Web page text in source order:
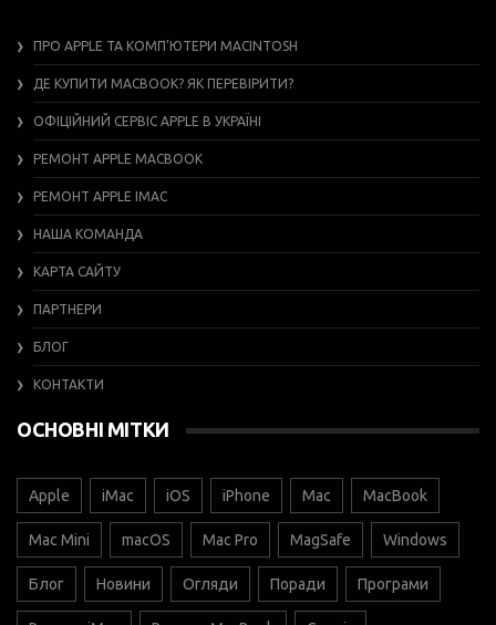
ПРО APPLE ТА КОМП’ЮТЕРИ MACINTOSH
ДЕ КУПИТИ MACBOOK? ЯК ПЕРЕВІРИТИ?
ОФІЦІЙНИЙ СЕРВІС APPLE В УКРАЇНІ
РЕМОНТ APPLE MACBOOK
РЕМОНТ APPLE IMAC
НАША КОМАНДА
КАРТА САЙТУ
ПАРТНЕРИ
БЛОГ
КОНТАКТИ
ОСНОВНІ МІТКИ
Apple iMac iOS iPhone Mac MacBook
Mac Mini macOS Mac Pro MagSafe Windows
Блог Новини Огляди Поради Програми